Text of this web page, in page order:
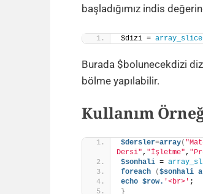
başladığımız indis
$dizi = array_slice
Burada $bolunecekdizi
bölme yapılabilir.
Kullanım
$dersler=array(
Dersi", "İşletme",
$sonhali =
foreach
($sonhali
echo $row. '<br>' ;
}